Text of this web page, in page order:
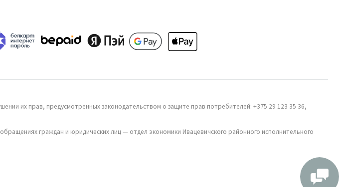
их прав, предусмотренных законодательством о защите прав потребителей: +375 29 123 35 36,
граждан и юридических лиц — отдел экономики Ивацевичского районного исполнительного